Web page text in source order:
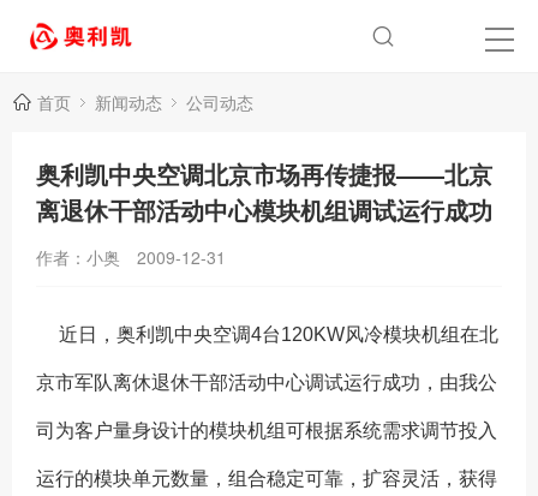
首页 新闻动态 公司动态
奥利凯中央空调北京市场再传捷报——北京
离退休干部活动中心模块机组调试运行成功
作者：小奥 2009-12-31
近日，奥利凯中央空调4台120KW风冷模块机组在北
京市军队离休退休干部活动中心调试运行成功，由我公
司为客户量身设计的模块机组可根据系统需求调节投入
运行的模块单元数量，组合稳定可靠，扩容灵活，获得